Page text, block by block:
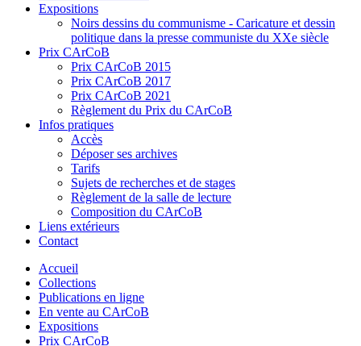
Expositions
Noirs dessins du communisme - Caricature et dessin
politique dans la presse communiste du XXe siècle
Prix CArCoB
Prix CArCoB 2015
Prix CArCoB 2017
Prix CArCoB 2021
Règlement du Prix du CArCoB
Infos pratiques
Accès
Déposer ses archives
Tarifs
Sujets de recherches et de stages
Règlement de la salle de lecture
Composition du CArCoB
Liens extérieurs
Contact
Accueil
Collections
Publications en ligne
En vente au CArCoB
Expositions
Prix CArCoB